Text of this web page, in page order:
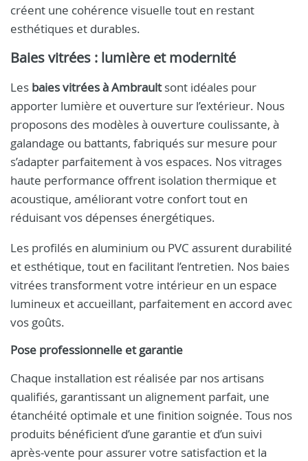
créent une cohérence visuelle tout en restant
esthétiques et durables.
Baies vitrées : lumière et modernité
Les baies vitrées à Ambraultsont idéales pour
apporter lumière et ouverture sur l’extérieur. Nous
proposons des modèles à ouverture coulissante, à
galandage ou battants, fabriqués sur mesure pour
s’adapter parfaitement à vos espaces. Nos vitrages
haute performance offrent isolation thermique et
acoustique, améliorant votre confort tout en
réduisant vos dépenses énergétiques.
Les profilés en aluminium ou PVC assurent durabilité
et esthétique, tout en facilitant l’entretien. Nos baies
vitrées transforment votre intérieur en un espace
lumineux et accueillant, parfaitement en accord avec
vos goûts.
Pose professionnelle et garantie
Chaque installation est réalisée par nos artisans
qualifiés, garantissant un alignement parfait, une
étanchéité optimale et une finition soignée. Tous nos
produits bénéficient d’une garantie et d’un suivi
après-vente pour assurer votre satisfaction et la